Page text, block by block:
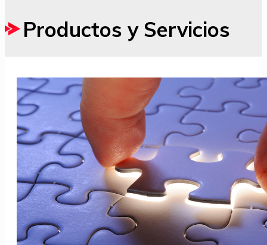
Productos y Servicios